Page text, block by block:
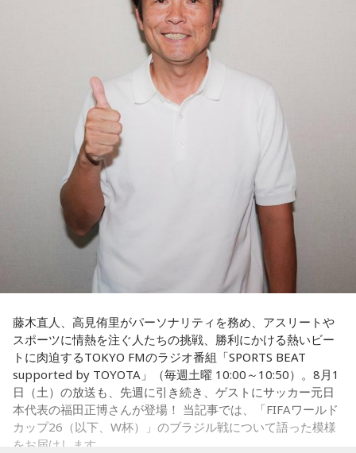
「どんな環境でも花は咲く」「その場所で咲く花がある」と
いうメッセージにつながっていると話した。人生は何度でも
立ち上がれるという応援歌は、自身の歩みそのものでもある
さらに、趣味についてもトークを展開。愛犬と過ごす時間を
増やすために驚くべきあるものを購入したと言う。さて何を
購入したのか…？ 詳しくはradikoタイムフリーで！
藤木直人、高見侑里がパーソナリティを務め、アスリートや
スポーツに情熱を注ぐ人たちの挑戦、勝利にかける熱いビー
トに肉迫するTOKYO FMのラジオ番組「SPORTS BEAT
supported by TOYOTA」（毎週土曜 10:00～10:50）。8月1
日（土）の放送も、先週に引き続き、ゲストにサッカー元日
本代表の福田正博さんが登場！ 当記事では、「FIFAワールド
カップ26（以下、W杯）」のブラジル戦について語った模様
をお届けします。